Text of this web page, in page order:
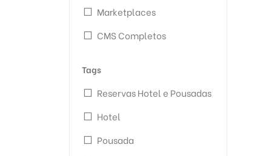
Marketplaces
CMS Completos
Tags
Reservas Hotel e Pousadas
Hotel
Pousada